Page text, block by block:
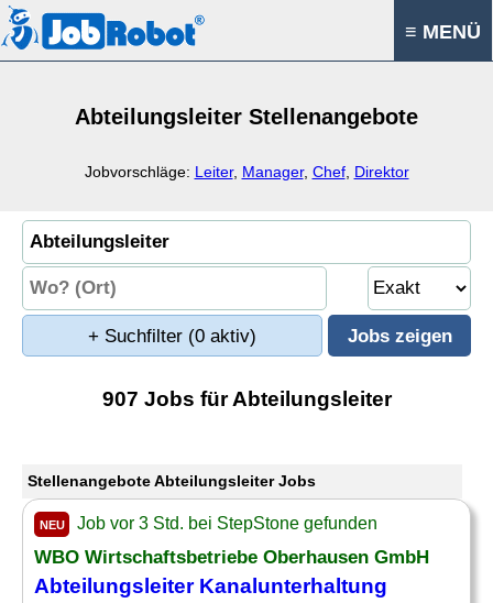
≡ MENÜ
Abteilungsleiter Stellenangebote
Jobvorschläge: Leiter, Manager, Chef, Direktor
+ Suchfilter (0 aktiv)
907 Jobs für Abteilungsleiter
Stellenangebote Abteilungsleiter Jobs
NEU Job vor 3 Std. bei StepStone gefunden
WBO Wirtschaftsbetriebe Oberhausen GmbH
AbteilungsleiterKanalunterhaltung